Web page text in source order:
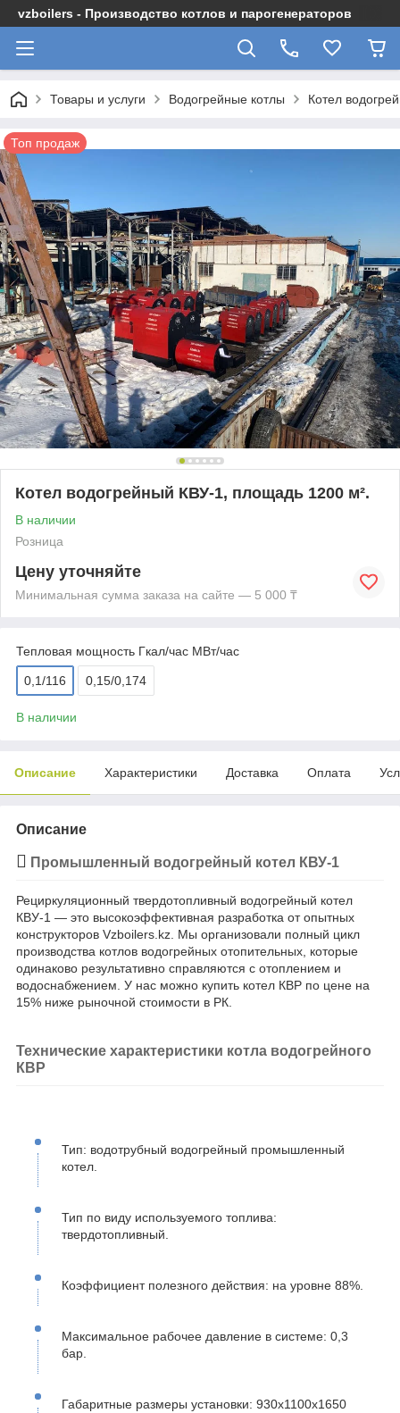
vzboilers - Производство котлов и парогенераторов
Товары и услуги Водогрейные котлы Котел
Топ продаж
Котел водогрейный КВУ-1, площадь 1200 м².
В наличии
Розница
Цену уточняйте
Минимальная сумма заказа на сайте — 5 000 ₸
Тепловая мощность Гкал/час МВт/час
0,1/116 0,15/0,174
В наличии
Описание Характеристики Доставка Оплата
Описание
Промышленный водогрейный котел КВУ-1
Рециркуляционный твердотопливный водогрейный котел
КВУ-1 — это высокоэффективная разработка от опытных
конструкторов Vzboilers.kz. Мы организовали полный цикл
производства котлов водогрейных отопительных, которые
одинаково результативно справляются с отоплением и
водоснабжением. У нас можно купить котел КВР по цене на
15% ниже рыночной стоимости в РК.
Технические характеристики котла водогрейного
КВР
Тип: водотрубный водогрейный промышленный
котел.
Тип по виду используемого топлива:
твердотопливный.
Коэффициент полезного действия: на уровне 88%.
Максимальное рабочее давление в системе: 0,3
бар.
Габаритные размеры установки: 930х1100х1650